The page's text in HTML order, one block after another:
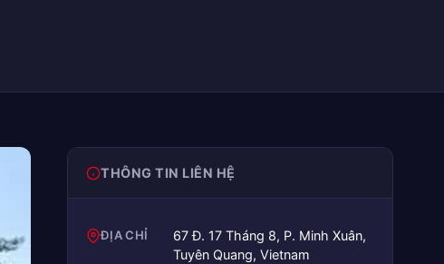
THÔNG TIN LIÊN HỆ
ĐỊA CHỈ
67 Đ. 17 Tháng 8, P. Minh Xuân,
Tuyên Quang, Vietnam